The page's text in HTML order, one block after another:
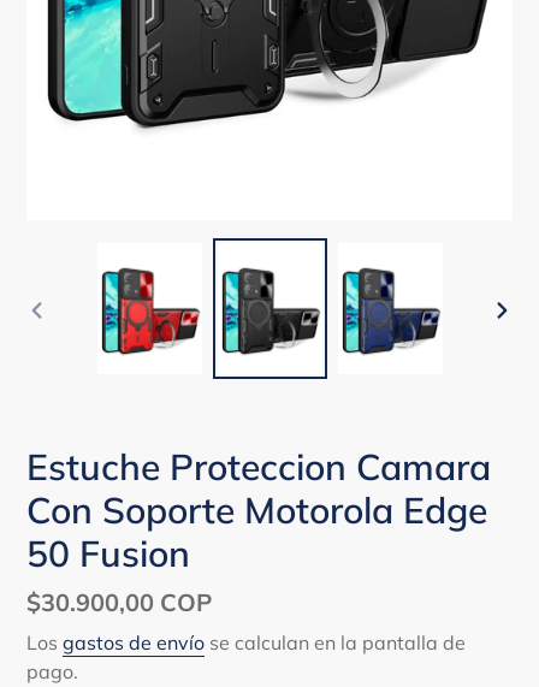
ANTERIOR
DIAPOSITIVA
Estuche Proteccion Camara
Con Soporte Motorola Edge
50 Fusion
Precio
habitual
$30.900,00 COP
Los gastos de envío se calculan en la pantalla de
pago.